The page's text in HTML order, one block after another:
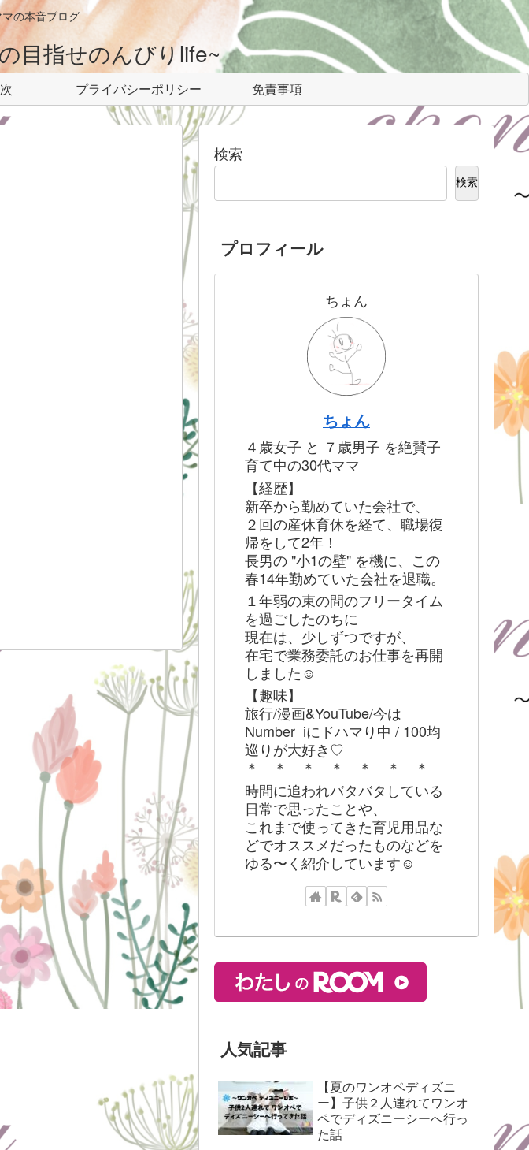
の本音ブログ
目指せのんびりlife~
プライバシーポリシー 免責事項
検索
検索
プロフィール
ちょん
ちょん
４歳女子 と ７歳男子 を絶賛子
育て中の30代ママ
【経歴】
新卒から勤めていた会社で、
２回の産休育休を経て、職場復
帰をして2年！
長男の "小1の壁" を機に、この
春14年勤めていた会社を退職。
１年弱の束の間のフリータイム
を過ごしたのちに
現在は、少しずつですが、
在宅で業務委託のお仕事を再開
しました☺︎
【趣味】
旅行/漫画&YouTube/今は
Number_iにドハマり中 / 100均
巡りが大好き♡
＊ ＊ ＊ ＊ ＊ ＊ ＊
時間に追われバタバタしている
日常で思ったことや、
これまで使ってきた育児用品な
どでオススメだったものなどを
ゆる〜く紹介しています☺︎
人気記事
【夏のワンオペディズニ
ー】子供２人連れてワンオ
ペでディズニーシーへ行っ
た話